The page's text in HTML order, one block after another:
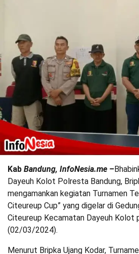
Kab Bandung, InfoNesia.me –
Dayeuh Kolot Polresta Bandung,
mengamankan kegiatan Turnamen
Citeureup Cup” yang digelar di
Citeureup Kecamatan Dayeuh Kolot
(02/03/2024).
Menurut Bripka Ujang Kodar,